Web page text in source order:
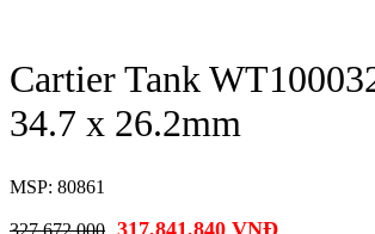
Cartier Tank
34.7 x 26.2mm
MSP: 80861